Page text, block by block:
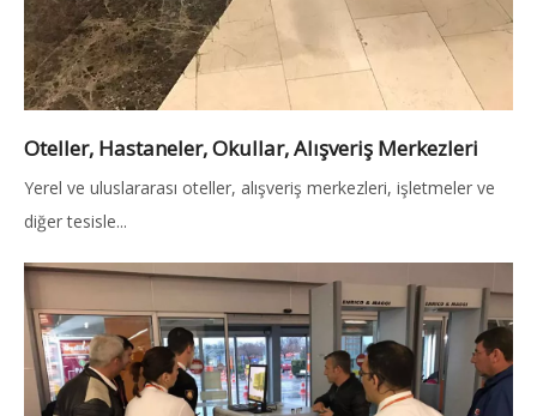
Oteller, Hastaneler, Okullar, Alışveriş Merkezleri
Yerel ve uluslararası oteller, alışveriş merkezleri, işletmeler ve
diğer tesisle...